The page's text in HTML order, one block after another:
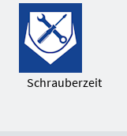
Schrauberzeit